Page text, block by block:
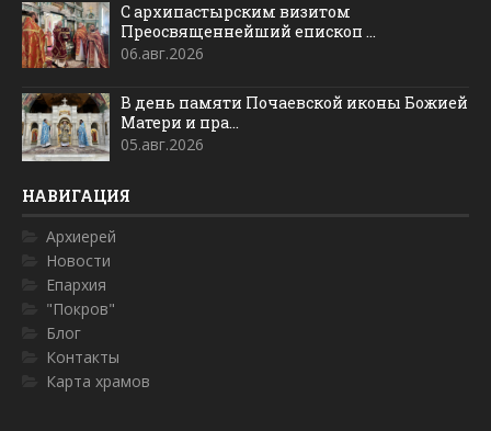
С архипастырским визитом
Преосвященнейший епископ ...
06.авг.2026
В день памяти Почаевской иконы Божией
Матери и пра...
05.авг.2026
НАВИГАЦИЯ
Архиерей
Новости
Епархия
"Покров"
Блог
Контакты
Карта храмов